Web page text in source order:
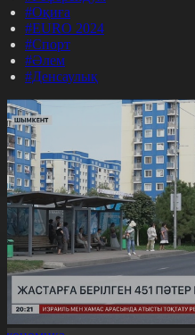
#Оқиға
#EURO 2024
#Спорт
#Әлем
#Денсаулық